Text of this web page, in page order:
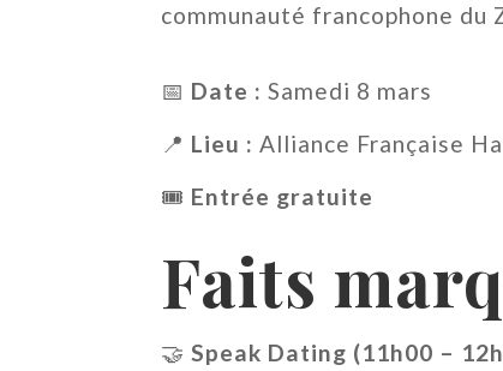
communauté francophone du
📅 Date : Samedi 8 mars
📍 Lieu : Alliance Française
🎟 Entrée gratuite
Faits
🤝 Speak Dating (11h00 –